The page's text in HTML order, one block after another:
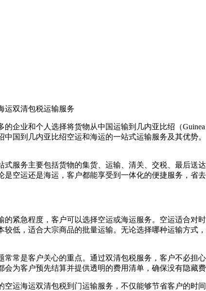
运双清包税运输服务
的企业和个人选择将货物从中国运输到几内亚比绍（
国到几内亚比绍空运和海运的一站式运输服务及其优势。
式服务主要包括货物的集货、运输、清关、交税、最后
空运还是海运，客户都能享受到一体化的便捷服务，省去
的紧急程度，客户可以选择空运或海运服务。空运适合
低，适合大宗商品的批量运输。无论选择哪种运输方式
常常是客户关心的重点。通过双清包税服务，客户不必
为客户预先结算并提供透明的费用清单，确保没有隐藏
空运海运双清包税到门运输服务，不仅能够节省客户的